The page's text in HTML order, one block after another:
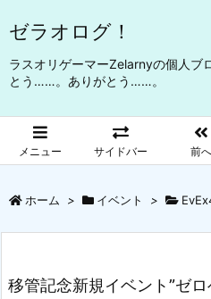
ゼラオログ！
ラスオリゲーマーZelarnyの個人ブ
とう……。ありがとう……。
メニュー サイドバー 前へ
ホーム > イベント >
移管記念新規イベント”ゼ